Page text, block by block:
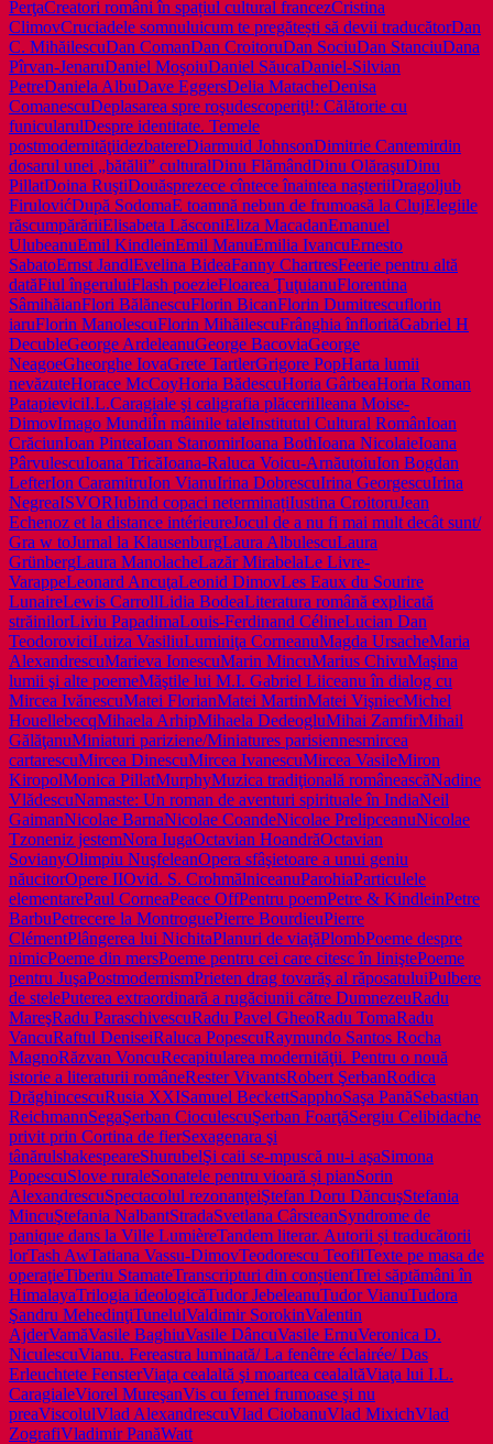
PerţaCreatori români în spațiul cultural francezCristina
ClimovCruciadele somnuluicum te pregătești să devii traducătorDan
C. MihăilescuDan ComanDan CroitoruDan SociuDan StanciuDana
Pîrvan-JenaruDaniel MoşoiuDaniel SăucaDaniel-Silvian
PetreDaniela AlbuDave EggersDelia MatacheDenisa
ComanescuDeplasarea spre roşudescoperiţi!: Călătorie cu
funicularulDespre identitate. Temele
postmodernităţiidezbatereDiarmuid JohnsonDimitrie Cantemirdin
dosarul unei „bătălii” culturalDinu FlămândDinu OlăraşuDinu
PillatDoina RuştiDouăsprezece cîntece înaintea naşteriiDragoljub
FirulovićDupă SodomaE toamnă nebun de frumoasă la ClujElegiile
răscumpărăriiElisabeta LăsconiEliza MacadanEmanuel
UlubeanuEmil KindleinEmil ManuEmilia IvancuErnesto
SabatoErnst JandlEvelina BideaFanny ChartresFeerie pentru altă
datăFiul îngeruluiFlash poezieFloarea ŢuţuianuFlorentina
SâmihăianFlori BălănescuFlorin BicanFlorin Dumitrescuflorin
iaruFlorin ManolescuFlorin MihăilescuFrânghia înflorităGabriel H
DecubleGeorge ArdeleanuGeorge BacoviaGeorge
NeagoeGheorghe IovaGrete TartlerGrigore PopHarta lumii
nevăzuteHorace McCoyHoria BădescuHoria GârbeaHoria Roman
PatapieviciI.L.Caragiale şi caligrafia plăceriiIleana Moise-
DimovImago MundiÎn mâinile taleInstitutul Cultural RomânIoan
CrăciunIoan PinteaIoan StanomirIoana BothIoana NicolaieIoana
PârvulescuIoana TricăIoana-Raluca Voicu-ArnăuțoiuIon Bogdan
LefterIon CaramitruIon VianuIrina DobrescuIrina GeorgescuIrina
NegreaISVORIubind copaci neterminațiIustina CroitoruJean
Echenoz et la distance intérieureJocul de a nu fi mai mult decât sunt/
Gra w toJurnal la KlausenburgLaura AlbulescuLaura
GrünbergLaura ManolacheLazăr MirabelaLe Livre-
VarappeLeonard AncuţaLeonid DimovLes Eaux du Sourire
LunaireLewis CarrollLidia BodeaLiteratura română explicată
străinilorLiviu PapadimaLouis-Ferdinand CélineLucian Dan
TeodoroviciLuiza VasiliuLuminiţa CorneanuMagda UrsacheMaria
AlexandrescuMarieva IonescuMarin MincuMarius ChivuMaşina
lumii şi alte poemeMăştile lui M.I. Gabriel Liiceanu în dialog cu
Mircea IvănescuMatei FlorianMatei MartinMatei VişniecMichel
HouellebecqMihaela ArhipMihaela DedeogluMihai ZamfirMihail
GălăţanuMiniaturi pariziene/Miniatures parisiennesmircea
cartarescuMircea DinescuMircea IvanescuMircea VasileMiron
KiropolMonica PillatMurphyMuzica tradiţională româneascăNadine
VlădescuNamaste: Un roman de aventuri spirituale în IndiaNeil
GaimanNicolae BarnaNicolae CoandeNicolae PrelipceanuNicolae
Tzoneniz jestemNora IugaOctavian HoandrăOctavian
SovianyOlimpiu NuşfeleanOpera sfâşietoare a unui geniu
năucitorOpere IIOvid. S. CrohmălniceanuParohiaParticulele
elementarePaul CorneaPeace OffPentru poemPetre & KindleinPetre
BarbuPetrecere la MontroguePierre BourdieuPierre
ClémentPlângerea lui NichitaPlanuri de viaţăPlombPoeme despre
nimicPoeme din mersPoeme pentru cei care citesc în liniştePoeme
pentru JuşaPostmodernismPrieten drag tovarăş al răposatuluiPulbere
de stelePuterea extraordinară a rugăciunii către DumnezeuRadu
MareşRadu ParaschivescuRadu Pavel GheoRadu TomaRadu
VancuRaftul DeniseiRaluca PopescuRaymundo Santos Rocha
MagnoRăzvan VoncuRecapitularea modernităţii. Pentru o nouă
istorie a literaturii româneRester VivantsRobert ŞerbanRodica
DrăghincescuRusia XXISamuel BeckettSapphoSaşa PanăSebastian
ReichmannSegaŞerban CioculescuŞerban FoarţăSergiu Celibidache
privit prin Cortina de fierSexagenara şi
tânărulshakespeareShurubelŞi caii se-mpuscă nu-i aşaSimona
PopescuSlove ruraleSonatele pentru vioară și pianSorin
AlexandrescuSpectacolul rezonanţeiŞtefan Doru DăncuşStefania
MincuŞtefania NalbantStradaSvetlana CârsteanSyndrome de
panique dans la Ville LumièreTandem literar. Autorii și traducătorii
lorTash AwTatiana Vassu-DimovTeodorescu TeofilTexte pe masa de
operaţieTiberiu StamateTranscripturi din conștientTrei săptămâni în
HimalayaTrilogia ideologicăTudor JebeleanuTudor VianuTudora
Şandru MehedinţiTunelulValdimir SorokinValentin
AjderVamăVasile BaghiuVasile DâncuVasile ErnuVeronica D.
NiculescuVianu. Fereastra luminată/ La fenêtre éclairée/ Das
Erleuchtete FensterViaţa cealaltă şi moartea cealaltăViaţa lui I.L.
CaragialeViorel MureşanVis cu femei frumoase şi nu
preaViscolulVlad AlexandrescuVlad CiobanuVlad MixichVlad
ZografiVladimir PanăWatt